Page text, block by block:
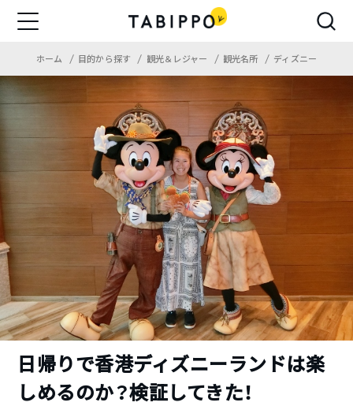
ホーム 目的から探す 観光＆レジャー 観光名所 ディズニー
日帰りで香港ディズニーランドは楽
しめるのか？検証してきた！